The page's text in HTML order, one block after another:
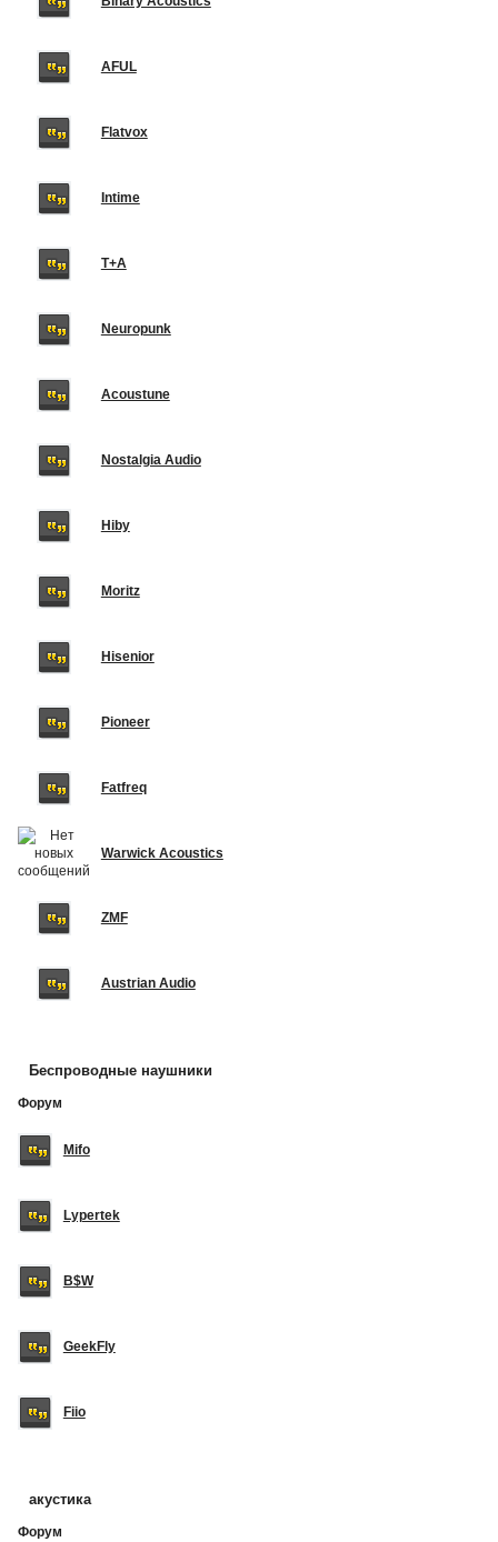
AFUL
Flatvox
Intime
T+A
Neuropunk
Acoustune
Nostalgia Audio
Hiby
Moritz
Hisenior
Pioneer
Fatfreq
Warwick Acoustics
ZMF
Austrian Audio
Беспроводные наушники
Форум
Mifo
Lypertek
B$W
GeekFly
Fiio
акустика
Форум